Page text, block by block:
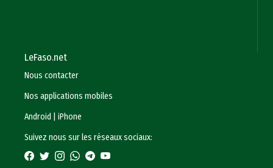
LeFaso.net
Nous contacter
Nos applications mobiles
Android |iPhone
Suivez nous sur les réseaux sociaux: